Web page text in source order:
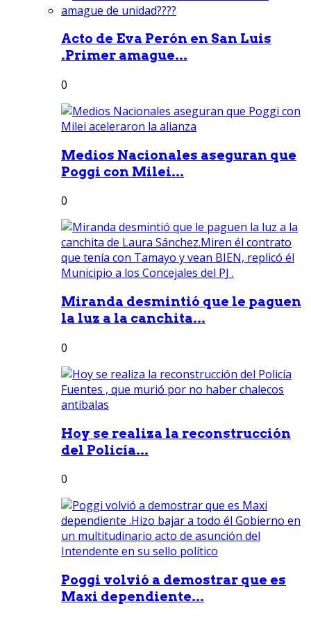
Acto de Eva Perón en San Luis
.Primer amague...
0
Medios Nacionales aseguran que
Poggi con Milei...
0
Miranda desmintió que le paguen
la luz a la canchita...
0
Hoy se realiza la reconstrucción
del Policía...
0
Poggi volvió a demostrar que es
Maxi dependiente...